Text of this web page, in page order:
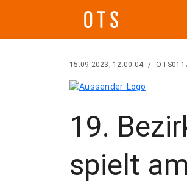
15.09.2023, 12:00:04 /
19.
spielt